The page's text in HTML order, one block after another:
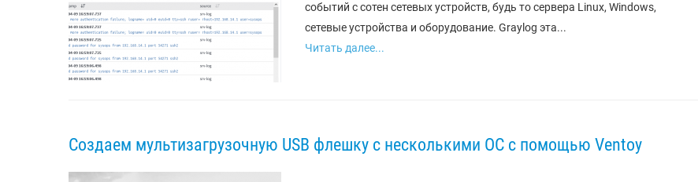
событий с сотен сетевых устройств, будь то сервера Linux, Windows,
сетевые устройства и оборудование. Graylog эта...
Читать далее...
Создаем мультизагрузочную USB флешку с несколькими ОС с помощью Ventoy